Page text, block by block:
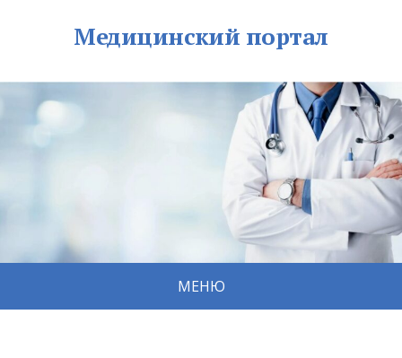
Медицинский портал
МЕНЮ